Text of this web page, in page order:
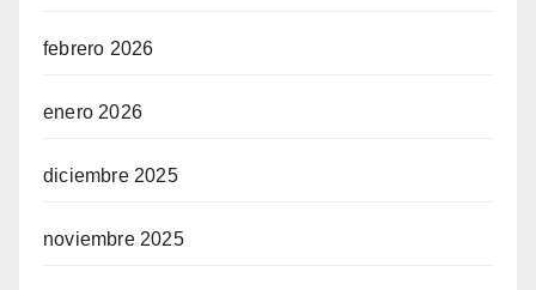
febrero 2026
enero 2026
diciembre 2025
noviembre 2025